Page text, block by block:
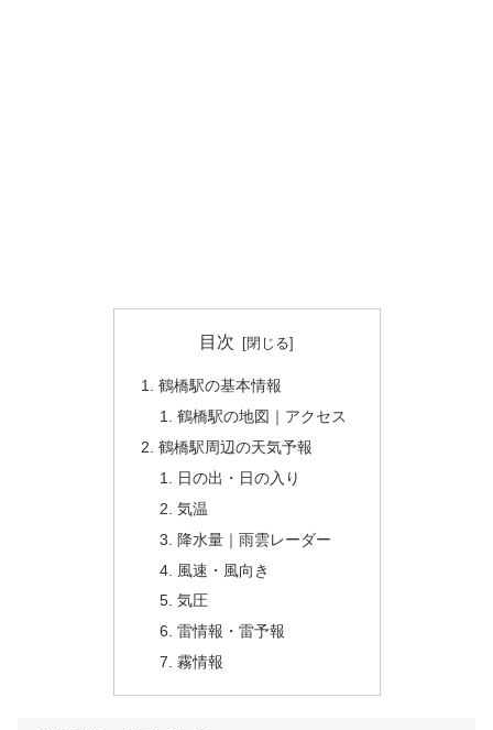
目次
鶴橋駅の基本情報
鶴橋駅の地図｜アクセス
鶴橋駅周辺の天気予報
日の出・日の入り
気温
降水量｜雨雲レーダー
風速・風向き
気圧
雷情報・雷予報
霧情報